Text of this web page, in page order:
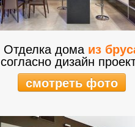
Отделка дома из
согласно дизайн
смотреть фото